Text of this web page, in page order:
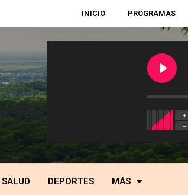
INICIO PROGRAMAS
SALUD DEPORTES MÁS